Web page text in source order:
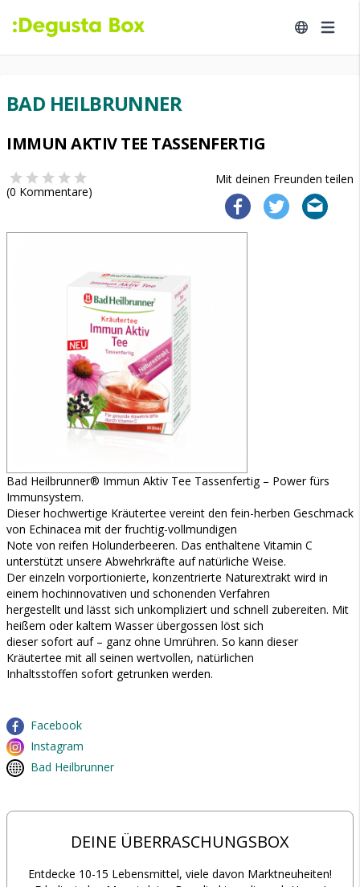
BAD HEILBRUNNER
IMMUN AKTIV TEE TASSENFERTIG
Mit deinen Freunden teilen
(0 Kommentare)
Bad Heilbrunner® Immun Aktiv Tee Tassenfertig – Power fürs
Immunsystem.
Dieser hochwertige Kräutertee vereint den fein-herben Geschmack
von Echinacea mit der fruchtig-vollmundigen
Note von reifen Holunderbeeren. Das enthaltene Vitamin C
unterstützt unsere Abwehrkräfte auf natürliche Weise.
Der einzeln vorportionierte, konzentrierte Naturextrakt wird in
einem hochinnovativen und schonenden Verfahren
hergestellt und lässt sich unkompliziert und schnell zubereiten. Mit
heißem oder kaltem Wasser übergossen löst sich
dieser sofort auf – ganz ohne Umrühren. So kann dieser
Kräutertee mit all seinen wertvollen, natürlichen
Inhaltsstoffen sofort getrunken werden.
Facebook
Instagram
Bad Heilbrunner
DEINE ÜBERRASCHUNGSBOX
Entdecke 10-15 Lebensmittel, viele davon Marktneuheiten!